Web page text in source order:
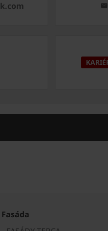
Fasáda